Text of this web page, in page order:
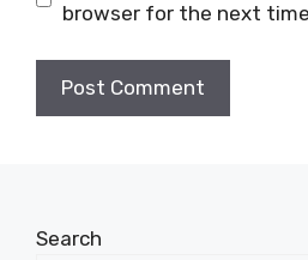
browser for the next
Search